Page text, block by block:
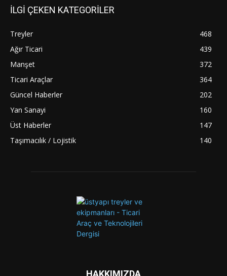
İLGİ ÇEKEN KATEGORİLER
Treyler
468
Ağır Ticari
439
Manşet
372
Ticari Araçlar
364
Güncel Haberler
202
Yan Sanayi
160
Üst Haberler
147
Taşımacılık / Lojistik
140
HAKKIMIZDA